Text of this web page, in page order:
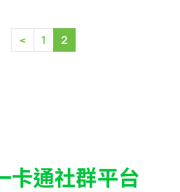
< 1 2
(current)
卡通社群平台